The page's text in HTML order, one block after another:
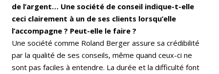
de l’argent… Une société de conseil indique-t-elle
ceci clairement à un de ses clients lorsqu’elle
l’accompagne ? Peut-elle le faire ?
Une société comme Roland Berger assure sa crédibilité
par la qualité de ses conseils, même quand ceux-ci ne
sont pas faciles à entendre. La durée et la difficulté font